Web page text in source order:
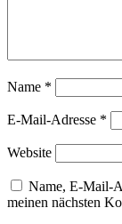
Name *
E-Mail-Adresse *
Website
Name, E-Mail-
meinen nächsten